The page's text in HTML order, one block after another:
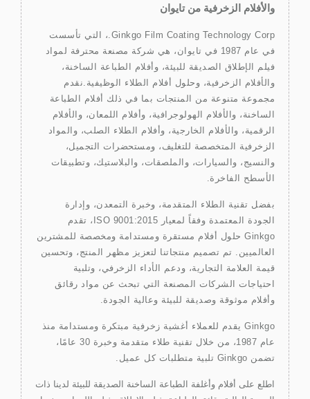
والأفلام الزخرفية من تايوان
Ginkgo Film Coating Technology Corp.، التي تأسست
في عام 1987 في تايوان، هي شركة مصنعة محترفة لمواد
فيلم الإطلاق الصديقة للبيئة، وأفلام الطباعة الساخنة،
والأفلام الزخرفية، وحلول أفلام الطلاء الوظيفية.نقدم
مجموعة متنوعة من المنتجات بما في ذلك أفلام الطباعة
الساخنة، والأفلام الهولوجرافية، وأفلام اللمعان، والأفلام
الرقمية، والأفلام الخارجية، وأفلام الطلاء الصلب، والمواد
الزخرفية المتخصصة للتغليف، ومستحضرات التجميل،
والنسيج، والسيارات، والملصقات، والبلاستيك، وتطبيقات
الأسطح الفاخرة.
بفضل تقنية الطلاء المتقدمة، وخبرة التمعدن، وإدارة
الجودة المعتمدة وفقاً لمعيار ISO 9001:2015، تقدم
Ginkgo حلول أفلام مستقرة ومستدامة ومخصصة للمشترين
العالميين. تم تصميم منتجاتنا لتعزيز مظهر المنتج، وتحسين
قيمة العلامة التجارية، ودعم الأداء الزخرفي، وتلبية
احتياجات الشركات المصنعة التي تبحث عن مواد رقائق
وأفلام موثوقة وصديقة للبيئة وعالية الجودة.
Ginkgo يقدم للعملاء أغشية زخرفية مبتكرة ومستدامة منذ
عام 1987، من خلال تقنية طلاء متقدمة وخبرة 30 عامًا،
تضمن Ginkgo تلبية متطلبات كل عميل.
اطلع على أفلام وأغلفة الطباعة الساخنة الصديقة للبيئة لدينا ذات